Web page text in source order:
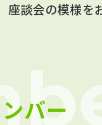
座談会の模様を
バー